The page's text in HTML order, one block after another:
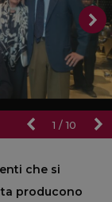
1 /10
che si
producono